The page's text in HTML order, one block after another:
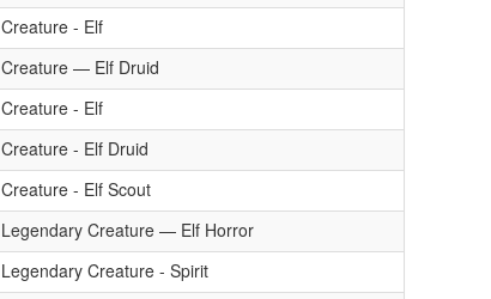
Creature - Elf
Creature — Elf Druid
Creature - Elf
Creature - Elf Druid
Creature - Elf Scout
Legendary Creature — Elf Horror
Legendary Creature - Spirit